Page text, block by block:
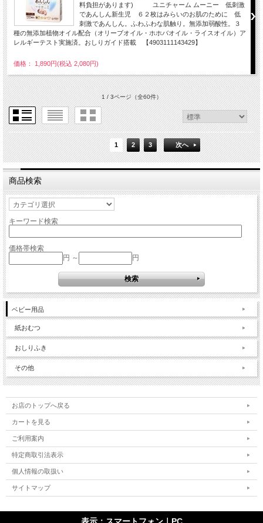
料負担があります) ユニチャーム ムーニー 低刺激
であんしん新生児 ６２枚はみらいのお肌のために 低
刺激であんしん。ふわふわな肌触り。無添加弱酸性。３
種の無添加植物オイル配合（オリーブオイル・ホホバオイル・ライスオイル）ア
レルギーテスト実施済。おしりガイド搭載 【4903111143429】
価格： 1,890円(税込 2,080円)
1 / 3ページ（全60件）
1 2 3 次へ
商品検索
キーワード検索
価格帯検索
円 ～
円
ベビー用品
紙おむつ
おしりふき
その他
お店のトップへ戻る
カートを見る
ご利用案内
特定商取引法表示
個人情報の取扱い
サイトマップ